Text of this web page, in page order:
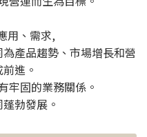
用、需求,
產品趨勢、市場增長和營
進。
牢固的業務關係。
勃發展。